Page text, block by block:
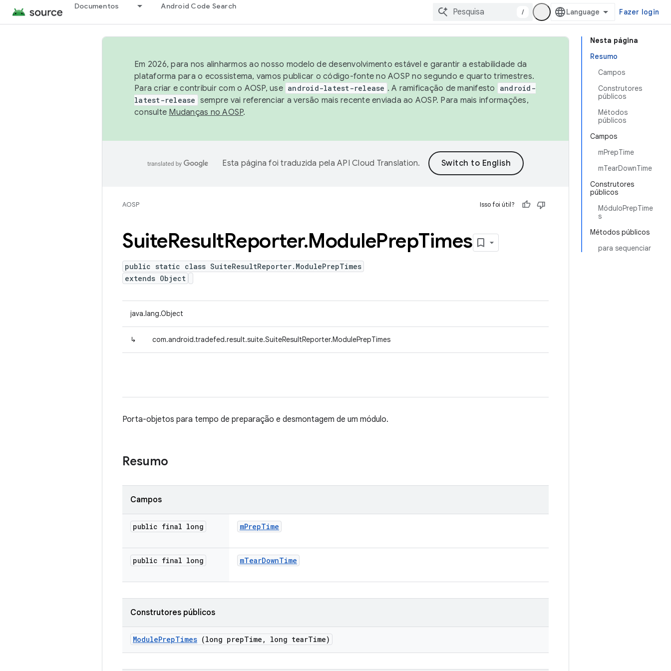
Documentos Android Code Search
/ Fazer login
Nesta página
Resumo
Campos
Construtores
públicos
Métodos
públicos
Campos
mPrepTime
mTearDownTime
Construtores
públicos
MóduloPrepTime
s
Métodos públicos
para sequenciar
Em 2026, para nos alinharmos ao nosso modelo de desenvolvimento estável e garantir a estabilidade da
plataforma para o ecossistema, vamos publicar o código-fonte no AOSP no segundo e quarto trimestres.
Para criar e contribuir com o AOSP, use android-latest-release . A ramificação de manifesto
android-
latest-release sempre vai referenciar a versão mais recente enviada ao AOSP. Para mais informações,
consulte Mudanças no AOSP.
Esta página foi traduzida pela API Cloud Translation.
AOSP Isso foi útil?
SuiteResultReporter.ModulePrepTimes
public static class SuiteResultReporter.ModulePrepTimes
extends Object
java.lang.Object
↳ com.android.tradefed.result.suite.SuiteResultReporter.ModulePrepTimes
Porta-objetos para tempo de preparação e desmontagem de um módulo.
Resumo
Campos
public final long mPrepTime
public final long mTearDownTime
Construtores públicos
ModulePrepTimes (long prepTime , long tearTime)